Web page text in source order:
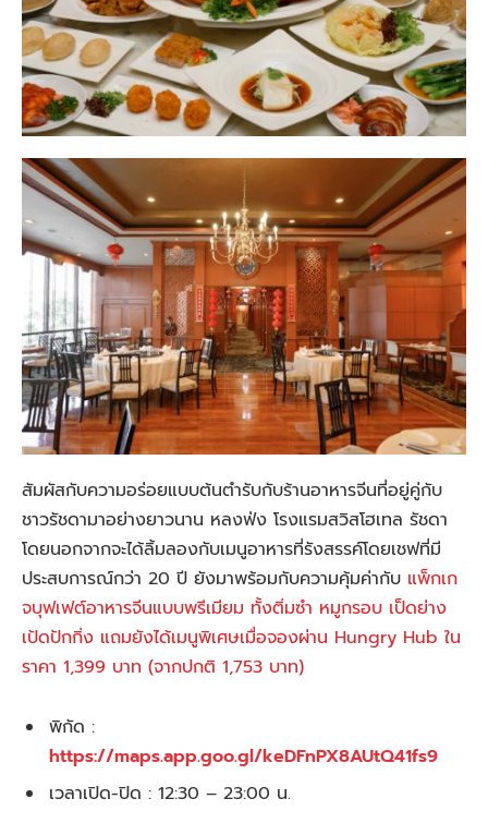
สัมผัสกับความอร่อยแบบต้นตำรับกับร้านอาหารจีนที่อยู่คู่กับ
ชาวรัชดามาอย่างยาวนาน หลงฟ่ง โรงแรมสวิสโฮเทล รัชดา
โดยนอกจากจะได้ลิ้มลองกับเมนูอาหารที่รังสรรค์โดยเชฟที่มี
ประสบการณ์กว่า 20 ปี ยังมาพร้อมกับความคุ้มค่ากับ แพ็กเก
จบุฟเฟต์อาหารจีนแบบพรีเมียม ทั้งติ่มซำ หมูกรอบ เป็ดย่าง
เป้ดปักกิ่ง แถมยังได้เมนูพิเศษเมื่อจองผ่าน Hungry Hub ใน
ราคา 1,399 บาท (จากปกติ 1,753 บาท)
พิกัด :
https://maps.app.goo.gl/keDFnPX8AUtQ41fs9
เวลาเปิด-ปิด : 12:30 – 23:00 น.